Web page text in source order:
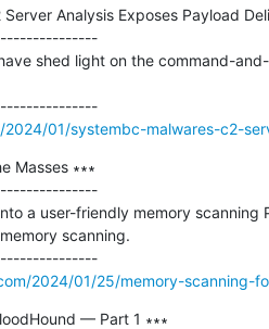
Analysis Exposes Payload
shed light on the command-
---------------------------------------------
01/systembc-malwares-c2-
Masses ∗∗∗
a user-friendly memory
scanning.
---------------------------------------------
2024/01/25/memory-scanning-
— Part 1 ∗∗∗